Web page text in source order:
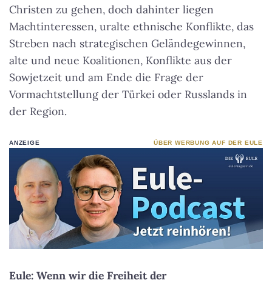
Christen zu gehen, doch dahinter liegen
Machtinteressen, uralte ethnische Konflikte, das
Streben nach strategischen Geländegewinnen,
alte und neue Koalitionen, Konflikte aus der
Sowjetzeit und am Ende die Frage der
Vormachtstellung der Türkei oder Russlands in
der Region.
ANZEIGE ÜBER WERBUNG AUF DER EULE
Eule: Wenn wir die Freiheit der